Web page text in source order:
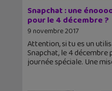
Snapchat : une
pour le 4 décembre ?
9 novembre 2017
Attention, si tu es un
Snapchat, le 4
journée spéciale. Une